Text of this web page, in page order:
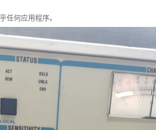
任何应用程序。